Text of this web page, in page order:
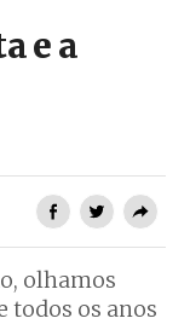
e a
olhamos
todos os anos